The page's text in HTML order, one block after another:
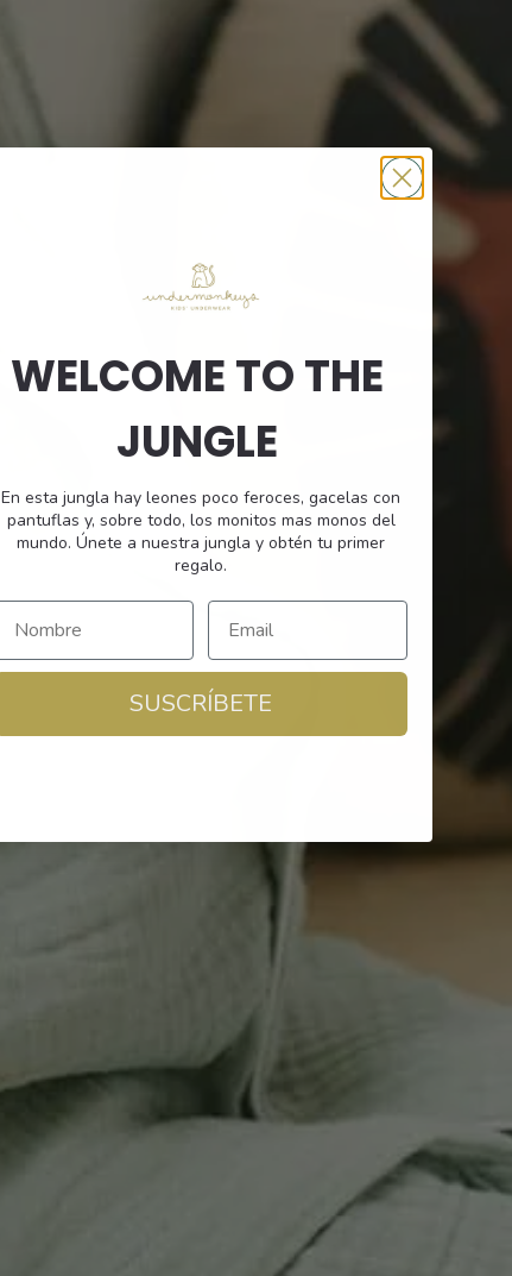
WELCOME TO THE
JUNGLE
En esta jungla hay leones poco feroces, gacelas con
pantuflas y, sobre todo, los monitos mas monos del
mundo. Únete a nuestra jungla y obtén tu primer
regalo.
SUSCRÍBETE